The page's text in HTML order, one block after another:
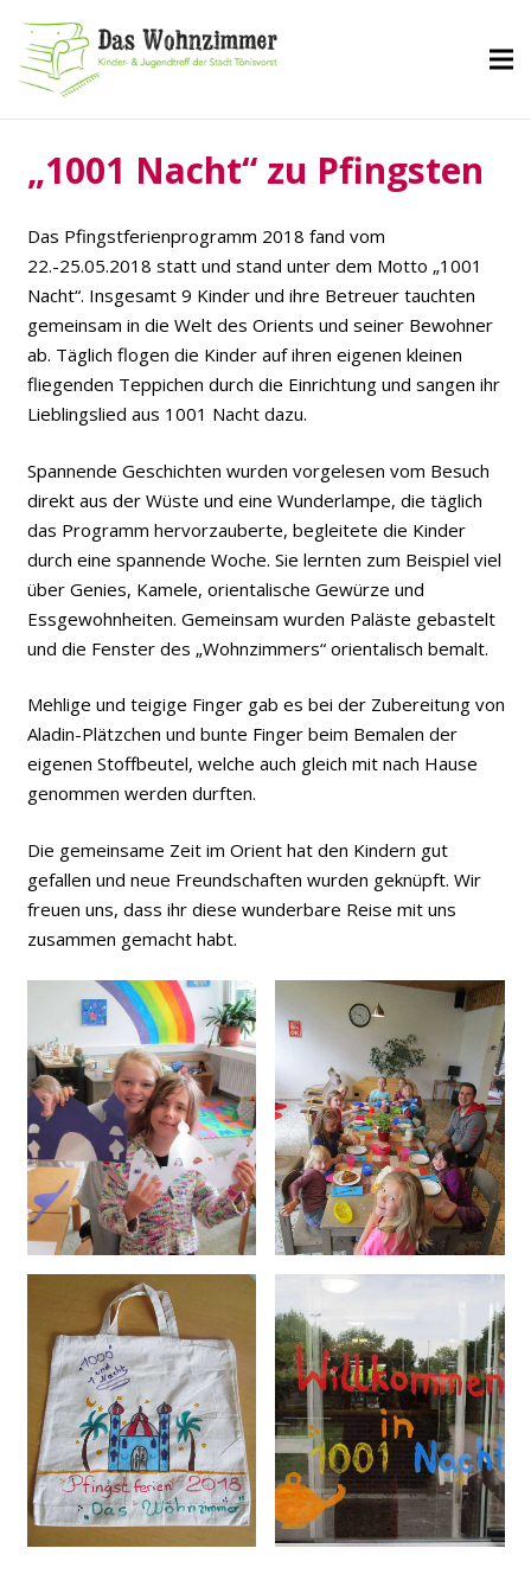
„1001 Nacht“ zu Pfingsten
Das Pfingstferienprogramm 2018 fand vom
22.-25.05.2018 statt und stand unter dem Motto „1001
Nacht“. Insgesamt 9 Kinder und ihre Betreuer tauchten
gemeinsam in die Welt des Orients und seiner Bewohner
ab. Täglich flogen die Kinder auf ihren eigenen kleinen
fliegenden Teppichen durch die Einrichtung und sangen ihr
Lieblingslied aus 1001 Nacht dazu.
Spannende Geschichten wurden vorgelesen vom Besuch
direkt aus der Wüste und eine Wunderlampe, die täglich
das Programm hervorzauberte, begleitete die Kinder
durch eine spannende Woche. Sie lernten zum Beispiel viel
über Genies, Kamele, orientalische Gewürze und
Essgewohnheiten. Gemeinsam wurden Paläste gebastelt
und die Fenster des „Wohnzimmers“ orientalisch bemalt.
Mehlige und teigige Finger gab es bei der Zubereitung von
Aladin-Plätzchen und bunte Finger beim Bemalen der
eigenen Stoffbeutel, welche auch gleich mit nach Hause
genommen werden durften.
Die gemeinsame Zeit im Orient hat den Kindern gut
gefallen und neue Freundschaften wurden geknüpft. Wir
freuen uns, dass ihr diese wunderbare Reise mit uns
zusammen gemacht habt.